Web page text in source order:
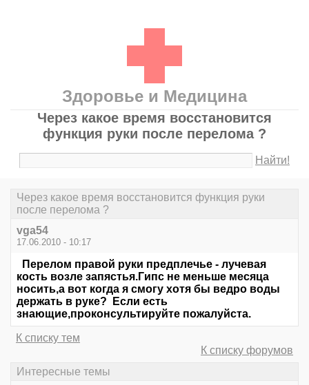
Здоровье и Медицина
Через какое время восстановится
функция руки после перелома ?
Найти!
Через какое время восстановится функция руки
после перелома ?
vga54
17.06.2010 - 10:17
Перелом правой руки предплечье - лучевая
кость возле запястья.Гипс не меньше месяца
носить,а вот когда я смогу хотя бы ведро воды
держать в руке? Если есть
знающие,проконсультируйте пожалуйста.
К списку тем
К списку форумов
Интересные темы